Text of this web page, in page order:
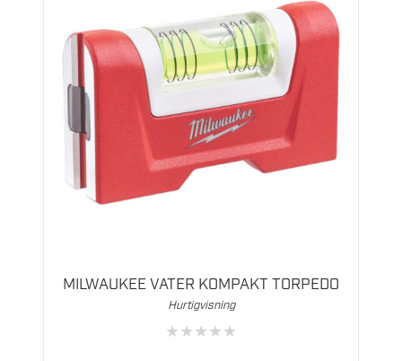
MILWAUKEE VATER KOMPAKT TORPEDO
Hurtigvisning
★★★★★